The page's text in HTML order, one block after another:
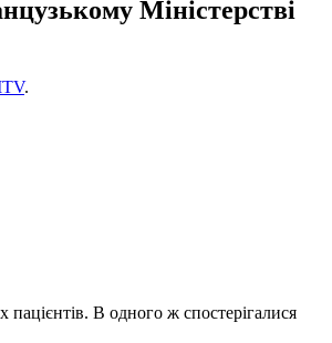
Міністерстві
.
пацієнтів. В одного ж спостерігалися